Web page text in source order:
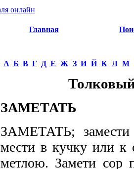
Главная
А Б В Г Д Е Ж З И Й К Л М
ЗАМЕТАТЬ
ЗАМЕТАТЬ; замести
мести в кучку или к
метлою. Замети сор